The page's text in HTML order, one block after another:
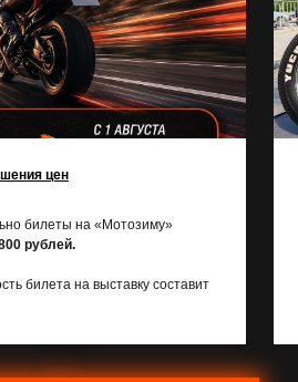
цен
билеты на «Мотозиму»
рублей.
билета на выставку составит